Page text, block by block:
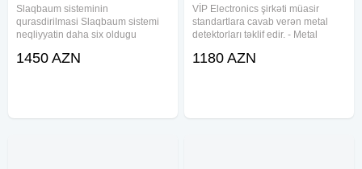
Slaqbaum sisteminin
qurasdirilmasi Slaqbaum sistemi
neqliyyatin daha six oldugu
tehlukesizliyin qorundugu yerlerde
1450 AZN
VİP Electronics şirkəti müasir
standartlara cavab verən metal
detektorları təklif edir. - Metal
alarm sayını göstərir. - Hissiyat
1180 AZN